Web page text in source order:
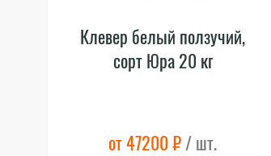
Клевер белый ползучий,
сорт Юра 20 кг
от 47200 ₽/ шт.